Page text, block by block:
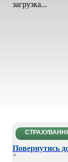
загрузка...
Повернутись